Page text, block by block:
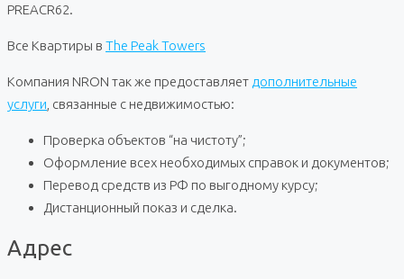
PREACR62.
Все Квартиры в The Peak Towers
Компания NRON так же предоставляет дополнительные
услуги , связанные с недвижимостью:
Проверка объектов “на чистоту”;
Оформление всех необходимых справок и документов;
Перевод средств из РФ по выгодному курсу;
Дистанционный показ и сделка.
Адрес